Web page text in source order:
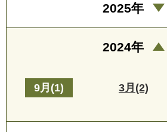
2025年
2024年
9月(1) 3月(2)